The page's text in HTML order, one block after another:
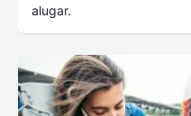
alugar.